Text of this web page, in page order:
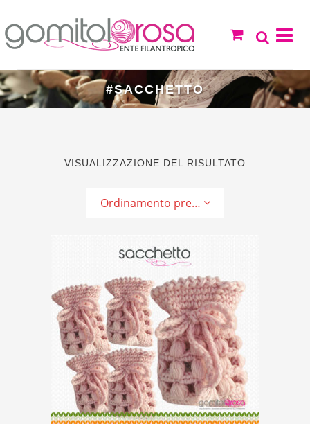
#SACCHETTO
VISUALIZZAZIONE DEL RISULTATO
Ordinamento predefinito
5 Sacchetti Bomboniera